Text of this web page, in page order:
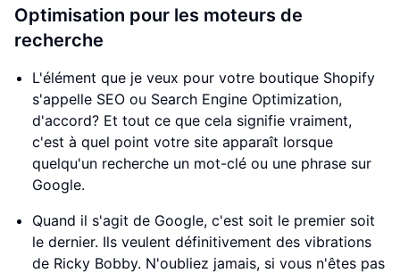
Optimisation pour les moteurs de
recherche
L'élément que je veux pour votre boutique Shopify
s'appelle SEO ou Search Engine Optimization,
d'accord? Et tout ce que cela signifie vraiment,
c'est à quel point votre site apparaît lorsque
quelqu'un recherche un mot-clé ou une phrase sur
Google.
Quand il s'agit de Google, c'est soit le premier soit
le dernier. Ils veulent définitivement des vibrations
de Ricky Bobby. N'oubliez jamais, si vous n'êtes pas